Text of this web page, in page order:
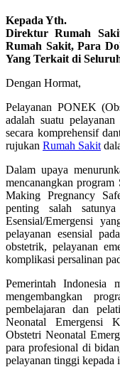
Kepada Yth.
Direktur Rumah
Rumah Sakit, Para
Yang Terkait di
Dengan Hormat,
Pelayanan PONEK
adalah suatu
secara komprehensif
rujukan Rumah Sakit
Dalam upaya
mencanangkan
Making Pregnancy
penting salah
Esensial/Emergensi
pelayanan esensial
obstetrik, pelayanan
komplikasi persalinan
Pemerintah Indonesia
mengembangkan
pembelajaran dan
Neonatal Emergensi
Obstetri Neonatal
para profesional di
pelayanan tinggi kepada